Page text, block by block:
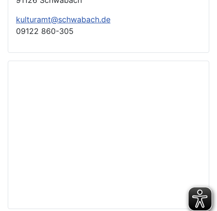
kulturamt@schwabach.de
09122 860-305